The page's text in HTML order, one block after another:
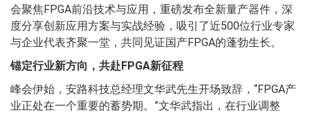
会聚焦FPGA前沿技术与应用，重磅发布全新量产器件，深
度分享创新应用方案与实战经验，吸引了近500位行业专家
与企业代表齐聚一堂，共同见证国产FPGA的蓬勃生长。
锚定行业新方向，共赴FPGA新征程
峰会伊始，安路科技总经理文华武先生开场致辞，“FPGA产
业正处在一个重要的蓄势期。”文华武指出，在行业调整